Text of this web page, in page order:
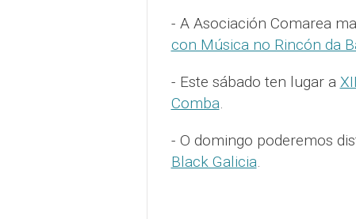
- A Asociación Comarea
con Música no Rincón da
- Este sábado ten lugar a
Comba.
- O domingo poderemos
Black Galicia.